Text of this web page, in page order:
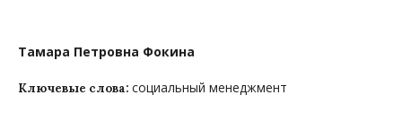
Тамара Петровна Фокина
Ключевые слова: социальный менеджмент